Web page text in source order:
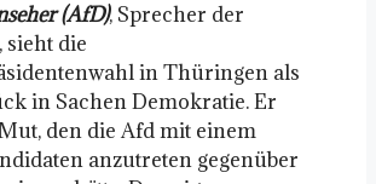
(AfD), Sprecher der
sieht die
in Thüringen als
in Sachen Demokratie. Er
den die Afd mit einem
anzutreten gegenüber